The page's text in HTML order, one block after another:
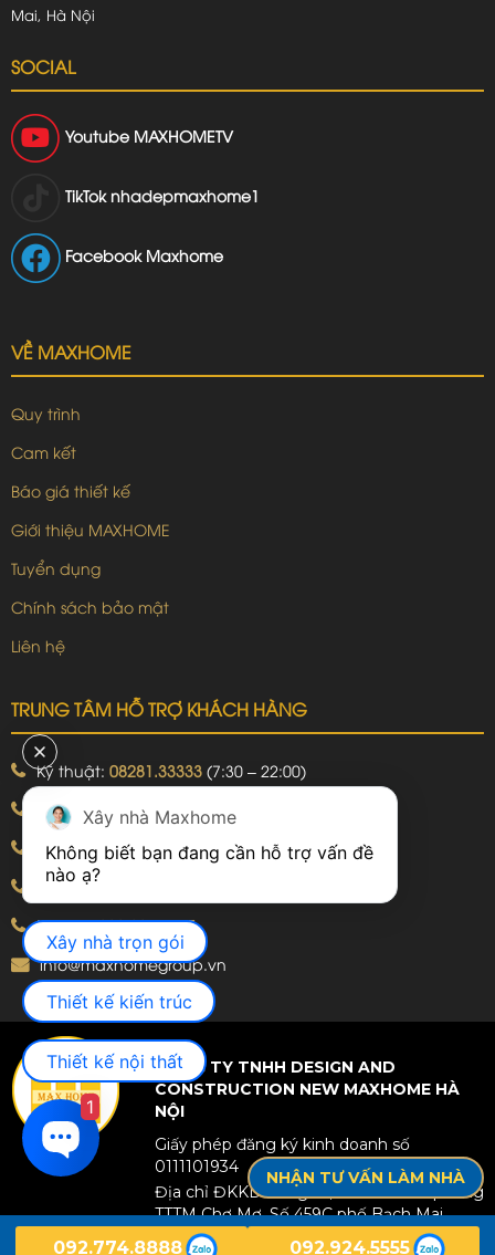
Mai, Hà Nội
SOCIAL
Youtube MAXHOMETV
TikTok nhadepmaxhome1
Facebook Maxhome
VỀ MAXHOME
Quy trình
Cam kết
Báo giá thiết kế
Giới thiệu MAXHOME
Tuyển dụng
Chính sách bảo mật
Liên hệ
TRUNG TÂM HỖ TRỢ KHÁCH HÀNG
Kỹ thuật: 08281.33333 (7:30 – 22:00)
Khiếu nại:
09240.99999
Bảo hành:09240.99999(8:00 – 21:00)
Hotline: 092.774.8888
Hotline: 092.924.5555
info@maxhomegroup.vn
CÔNG TY TNHH DESIGN AND
CONSTRUCTION NEW MAXHOME HÀ
NỘI
Giấy phép đăng ký kinh doanh số
0111101934
Địa chỉ ĐKKD: Tầng 25, Toà nhà văn phòng
TTTM Chợ Mơ, Số 459C phố Bạch Mai,
Phường Bạch Mai, TP Hà Nội, Việt Nam.
NHẬN TƯ VẤN LÀM NHÀ
092.774.8888 092.924.5555
Xây nhà Maxhome
Không biết bạn đang cần hỗ trợ vấn đề
Xây nhà trọn gói
Thiết kế kiến trúc
Thiết kế nội thất
1